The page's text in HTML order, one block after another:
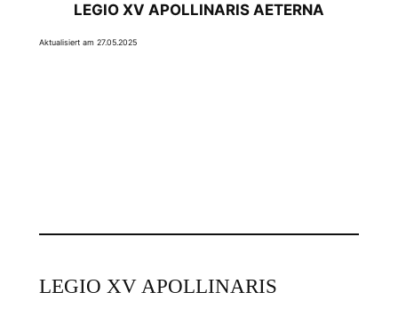
LEGIO XV APOLLINARIS AETERNA
Aktualisiert am 27.05.2025
LEGIO XV APOLLINARIS